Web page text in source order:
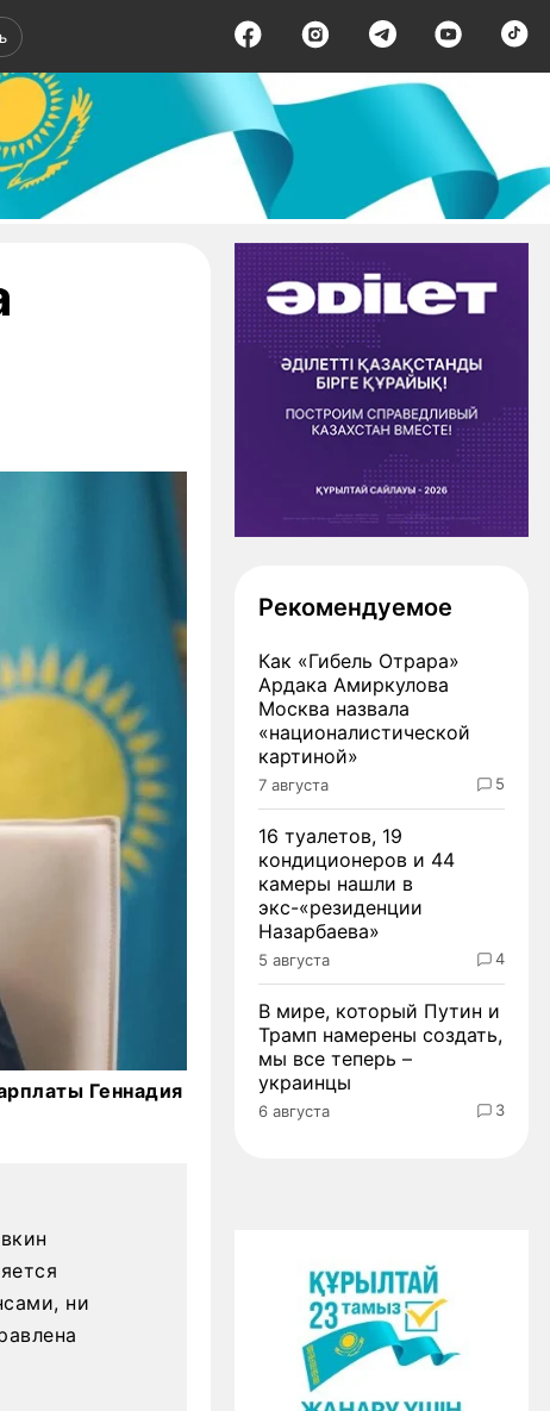
Геннадия
ни
Рекомендуемое
Как «Гибель Отрара»
Ардака Амиркулова
Москва назвала
«националистической
картиной»
7 августа 5
16 туалетов, 19
кондиционеров и 44
камеры нашли в
экс-«резиденции
Назарбаева»
5 августа 4
В мире, который Путин и
Трамп намерены создать,
мы все теперь –
украинцы
6 августа 3